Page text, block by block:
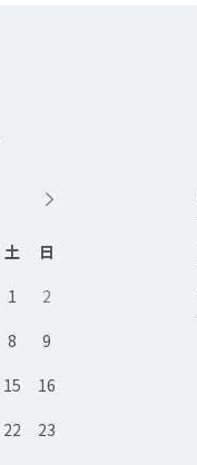
土
日
1
2
8
9
15
16
22
23